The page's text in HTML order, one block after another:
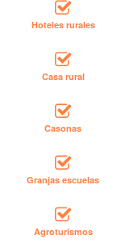
Hoteles rurales
Casa rural
Casonas
Granjas escuelas
Agroturismos